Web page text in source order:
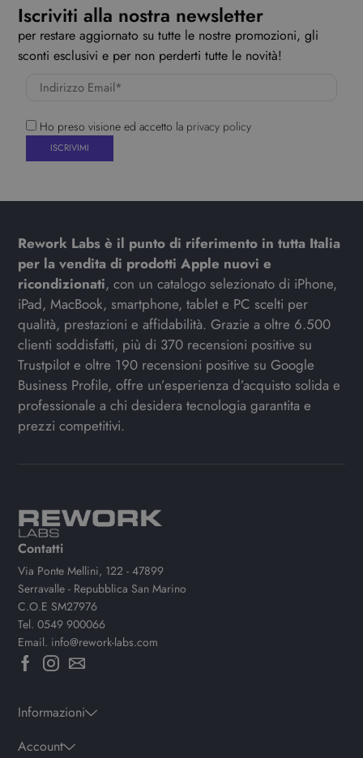
Iscriviti alla nostra newsletter
per restare aggiornato su tutte le nostre promozioni, gli
sconti esclusivi e per non perderti tutte le novità!
Ho preso visione ed accetto la privacy policy
Rework Labs è il punto di riferimento in tutta Italia
per la vendita di prodotti Apple nuovi e
ricondizionati, con un catalogo selezionato di iPhone,
iPad, MacBook, smartphone, tablet e PC scelti per
qualità, prestazioni e affidabilità. Grazie a oltre 6.500
clienti soddisfatti, più di 370 recensioni positive su
Trustpilot e oltre 190 recensioni positive su Google
Business Profile, offre un’esperienza d’acquisto solida e
professionale a chi desidera tecnologia garantita e
prezzi competitivi.
Contatti
Via Ponte Mellini, 122 - 47899
Serravalle - Repubblica San Marino
C.O.E SM27976
Tel.0549 900066
Email. info@rework-labs.com
Informazioni
Account